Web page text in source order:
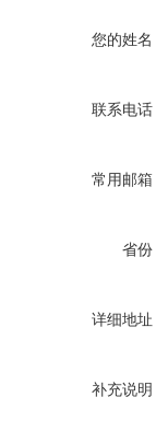
您的姓名
联系电话
常用邮箱
省份
详细地址
补充说明